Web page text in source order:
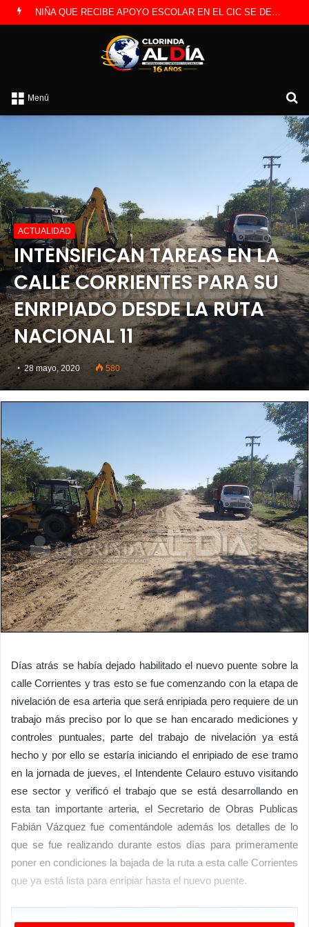
Menú
ACTUALIDAD
INTENSIFICAN TAREAS EN LA
CALLE CORRIENTES PARA SU
ENRIPIADO DESDE LA RUTA
NACIONAL 11
28 mayo, 2020 580
Días atrás se había dejado habilitado el nuevo puente sobre la
calle Corrientes y tras esto se fue comenzando con la etapa de
nivelación de esa arteria que será enripiada pero requiere de un
trabajo más preciso por lo que se han encarado mediciones y
controles puntuales, parte del trabajo de nivelación ya está
hecho y por ello se estaría iniciando el enripiado de ese tramo
en la jornada de jueves, el Intendente Celauro estuvo visitando
ese sector y verificó el trabajo que se está desarrollando en
esta tan importante arteria, el Secretario de Obras Publicas
Fabián Vázquez fue comentándole además los detalles de lo
que se fue realizando durante estos días para primeramente
poner en condiciones la bajada de la ruta a esta calle Corrientes
que ya está lista para enripiar hasta el nuevo puente.